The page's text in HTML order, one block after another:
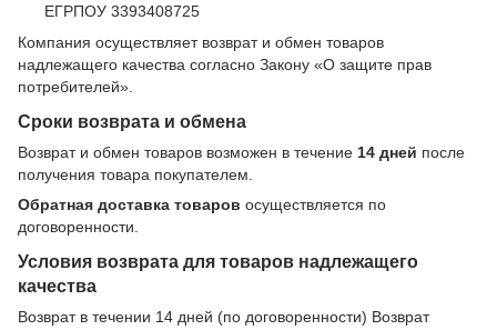
ЕГРПОУ 3393408725
Компания осуществляет возврат и обмен товаров
надлежащего качества согласно Закону «О защите прав
потребителей».
Сроки возврата и обмена
Возврат и обмен товаров возможен в течение 14 дней после
получения товара покупателем.
Обратная доставка товаров осуществляется по
договоренности.
Условия возврата для товаров надлежащего
качества
Возврат в течении 14 дней (по договоренности) Возврат